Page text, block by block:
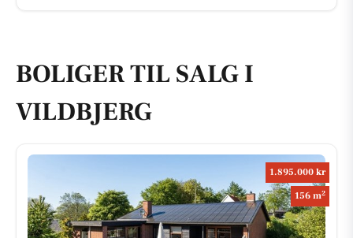
BOLIGER TIL SALG I
VILDBJERG
1.895.000 kr
156 m2